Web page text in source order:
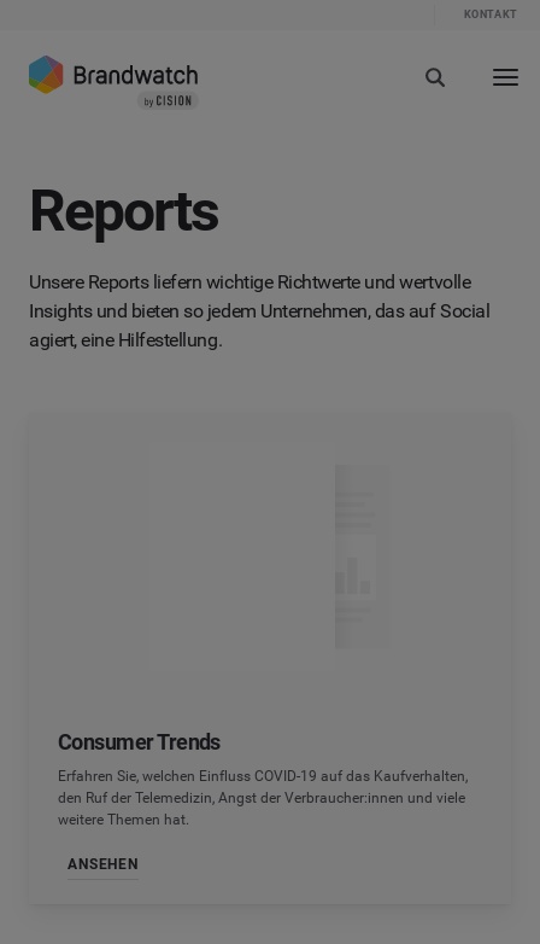
KONTAKT
Reports
Unsere Reports liefern wichtige Richtwerte und wertvolle
Insights und bieten so jedem Unternehmen, das auf Social
agiert, eine Hilfestellung.
Consumer Trends
Erfahren Sie, welchen Einfluss COVID-19 auf das Kaufverhalten,
den Ruf der Telemedizin, Angst der Verbraucher:innen und viele
weitere Themen hat.
ANSEHEN